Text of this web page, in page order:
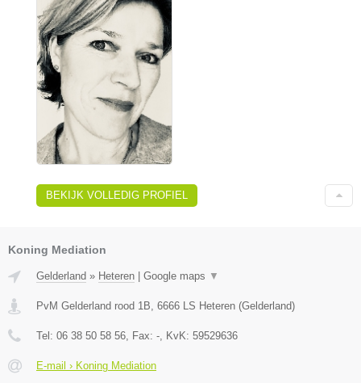
BEKIJK VOLLEDIG PROFIEL
Koning Mediation
Gelderland » Heteren | Google maps ▼
PvM Gelderland rood 1B 6666 LS Heteren (Gelderland)
Tel: 06 38 50 58 56 , Fax: - , KvK: 59529636
E-mail › Koning Mediation